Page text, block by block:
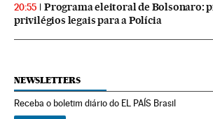
20:55
Programa eleitoral de Bolsonaro:
privilégios legais para a Polícia
NEWSLETTERS
Receba o boletim diário do EL PAÍS Brasil